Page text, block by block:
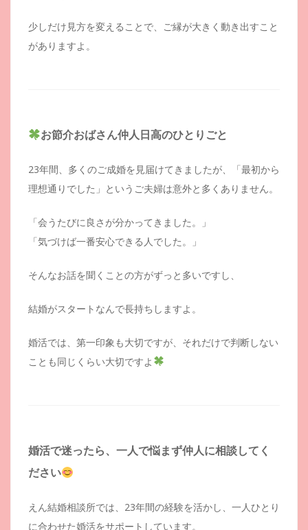
少しだけ見方を変えることで、ご縁が大きく動き出すこと
がありますよ。
お節介おばさん仲人日高のひとりごと
23年間、多くのご成婚を見届けてきましたが、「最初から
理想通りでした」というご夫婦は意外と多くありません。
「会うたびに良さが分かってきました。」
「気づけば一番安心できる人でした。」
そんなお話を聞くことの方がずっと多いですし、
結婚がスタートなんで長持ちしますよ。
婚活では、第一印象も大切ですが、それだけで判断しない
ことも同じくらい大切ですよ
婚活で迷ったら、一人で悩まず仲人に相談してく
ださい
えん結婚相談所では、23年間の経験を活かし、一人ひとり
に合わせた婚活をサポートしています。